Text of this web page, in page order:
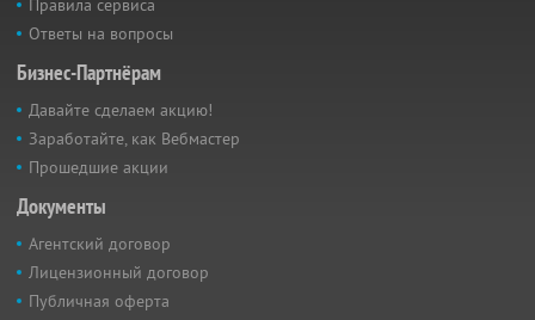
Правила сервиса
Ответы на вопросы
Бизнес-Партнёрам
Давайте сделаем акцию!
Заработайте, как Вебмастер
Прошедшие акции
Документы
Агентский договор
Лицензионный договор
Публичная оферта